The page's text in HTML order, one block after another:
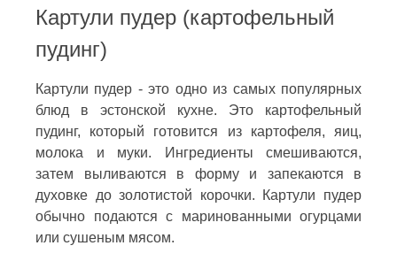
Картули пудер (картофельный
пудинг)
Картули пудер - это одно из самых популярных
блюд в эстонской кухне. Это картофельный
пудинг, который готовится из картофеля, яиц,
молока и муки. Ингредиенты смешиваются,
затем выливаются в форму и запекаются в
духовке до золотистой корочки. Картули пудер
обычно подаются с маринованными огурцами
или сушеным мясом.